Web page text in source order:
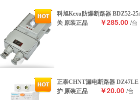
科旭Kexu防爆断路器 BDZ52-
关 原装正品
￥285.00 /台
正泰CHNT漏电断路器 DZ47LE
护 原装正品
￥20.00 /台